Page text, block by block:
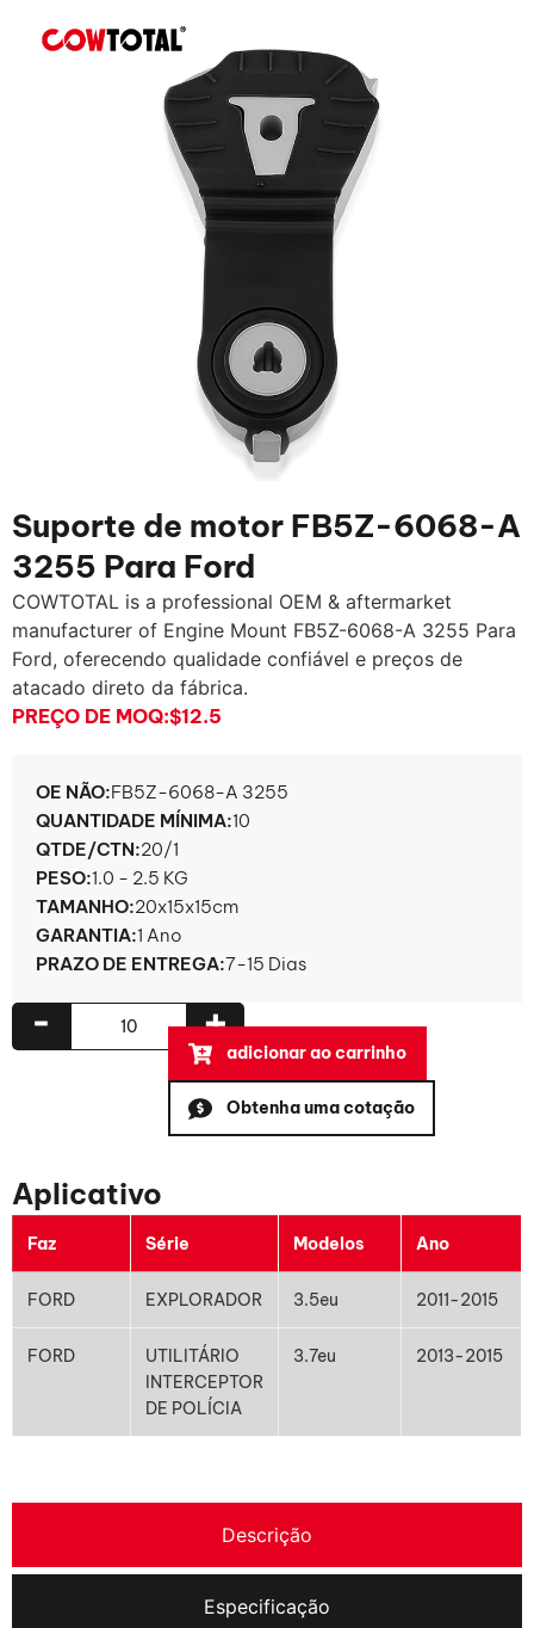
Suporte de motor FB5Z-6068-A
3255 Para Ford
COWTOTAL is a professional OEM & aftermarket
manufacturer of Engine Mount FB5Z-6068-A 3255 Para
Ford, oferecendo qualidade confiável e preços de
atacado direto da fábrica.
PREÇO DE MOQ:$12.5
OE NÃO:FB5Z-6068-A 3255
QUANTIDADE MÍNIMA:10
QTDE/CTN:20/1
PESO:1.0 - 2.5 KG
TAMANHO:20x15x15cm
GARANTIA:1 Ano
PRAZO DE ENTREGA:7-15 Dias
+
-
adicionar ao carrinho
Obtenha uma cotação
Aplicativo
Faz Série Modelos Ano
FORD EXPLORADOR 3.5eu 2011-2015
FORD
UTILITÁRIO
INTERCEPTOR
DE POLÍCIA
3.7eu 2013-2015
Descrição
Especificação